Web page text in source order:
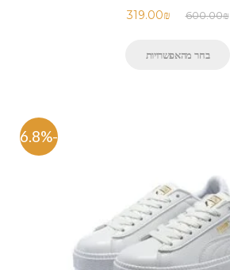
600.00₪
319.00₪
בחר מהאפשרויות
-46.8%